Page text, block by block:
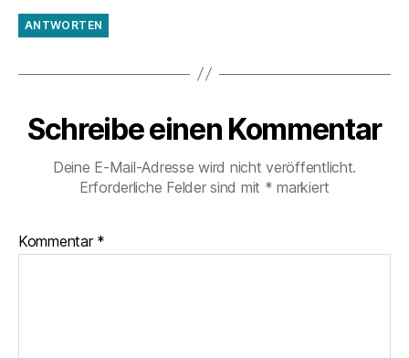
ANTWORTEN
Schreibe einen Kommentar
Deine E-Mail-Adresse wird nicht veröffentlicht.
Erforderliche Felder sind mit * markiert
Kommentar *